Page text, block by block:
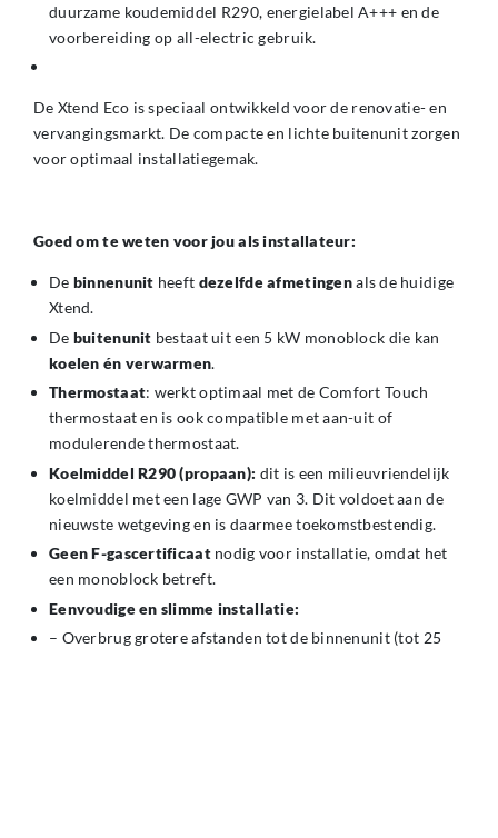
duurzame koudemiddel R290, energielabel A+++ en de
voorbereiding op all-electric gebruik.
De Xtend Eco is speciaal ontwikkeld voor de renovatie- en
vervangingsmarkt. De compacte en lichte buitenunit zorgen
voor optimaal installatiegemak.
Goed om te weten voor jou als installateur:
De binnenunit heeft dezelfde afmetingenals de huidige
Xtend.
De buitenunit bestaat uit een 5 kW monoblock die kan
koelen én verwarmen.
Thermostaat: werkt optimaal met de Comfort Touch
thermostaat en is ook compatible met aan-uit of
modulerende thermostaat.
Koelmiddel R290 (propaan): dit is een milieuvriendelijk
koelmiddel met een lage GWP van 3. Dit voldoet aan de
nieuwste wetgeving en is daarmee toekomstbestendig.
Geen F-gascertificaatnodig voor installatie, omdat het
een monoblock betreft.
Eenvoudige en slimme installatie:
– Overbrug grotere afstanden tot de binnenunit (tot 25